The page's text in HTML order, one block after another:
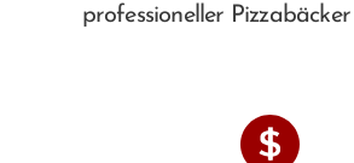
professioneller